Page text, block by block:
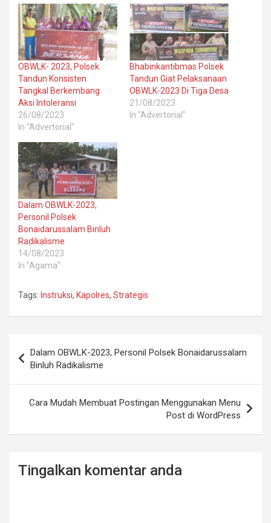
OBWLK- 2023, Polsek
Tandun Konsisten
Tangkal Berkembang
Aksi Intoleransi
26/08/2023
In "Advertorial"
Bhabinkantibmas Polsek
Tandun Giat Pelaksanaan
OBWLK-2023 Di Tiga Desa
21/08/2023
In "Advertorial"
Dalam OBWLK-2023,
Personil Polsek
Bonaidarussalam Binluh
Radikalisme
14/08/2023
In "Agama"
Tags: Instruksi, Kapolres, Strategis
navigation
Dalam OBWLK-2023, Personil Polsek Bonaidarussalam
Binluh Radikalisme
Cara Mudah Membuat Postingan Menggunakan Menu
Post di WordPress
Tingalkan komentar anda